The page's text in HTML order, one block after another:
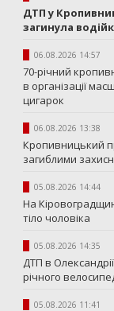
ДТП у
загинула
06.08.2026 14:57
70-річний
в організації
цигарок
06.08.2026 13:38
Кропивницький
загиблими
05.08.2026 14:44
На
тіло чоловіка
05.08.2026 14:35
ДТП в
річного
05.08.2026 11:41